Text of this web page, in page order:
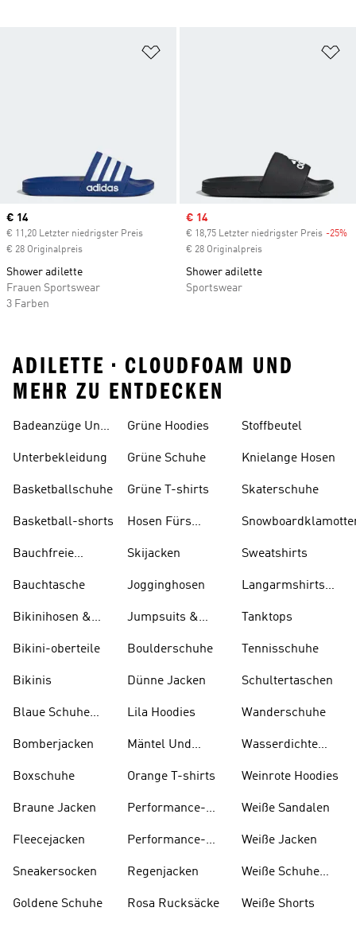
Current price
€ 14
€ 11,20 Letzter niedrigster Preis
€ 28 Originalpreis
Shower adilette
Frauen Sportswear
3 Farben
Sale price
€ 14
€ 18,75 Letzter niedrigster Preis -25%
€ 28 Originalpreis
Shower adilette
Sportswear
ADILETTE • CLOUDFOAM UND
MEHR ZU ENTDECKEN
Badeanzüge Und
Unterbekleidung
Basketballschuhe
Basketball-shorts
Bauchfreie
Bauchtasche
Bikinihosen &
Bikini-oberteile
Bikinis
Blaue Schuhe
Bomberjacken
Boxschuhe
Braune Jacken
Fleecejacken
Sneakersocken
Goldene Schuhe
Grüne Hoodies
Grüne Schuhe
Grüne T-shirts
Hosen Fürs
Skijacken
Jogginghosen
Jumpsuits &
Boulderschuhe
Dünne Jacken
Lila Hoodies
Mäntel Und
Orange T-shirts
Performance-
Performance-
Regenjacken
Rosa Rucksäcke
Stoffbeutel
Knielange Hosen
Skaterschuhe
Sweatshirts
Langarmshirts
Tanktops
Tennisschuhe
Schultertaschen
Wanderschuhe
Wasserdichte
Weinrote Hoodies
W eiße Sandalen
Weiße Jacken
Weiße Schuhe
Weiße Shorts